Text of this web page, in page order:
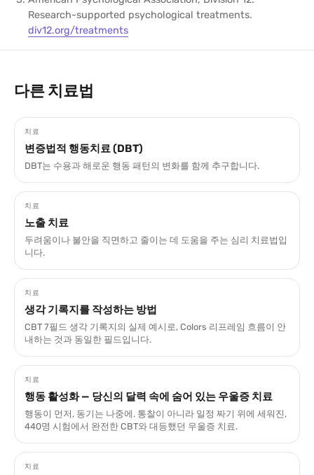
Research-supported psychological treatments.
div12.org/treatments
다른 치료법
치료
변증법적 행동치료 (DBT)
DBT는 수용과 해로운 행동 패턴의 변화를 함께 추구합니다.
치료
노출 치료
두려움이나 불안을 직면하고 줄이는 데 도움을 주는 심리 치료법입
니다.
치료
생각 기록지를 작성하는 방법
CBT 7필드 생각 기록지의 실제 예시로, Colors 리프레임 흐름이 안
내하는 것과 동일한 필드입니다.
치료
행동 활성화 — 당신의 달력 속에 숨어 있는 우울증 치료
행동이 먼저, 동기는 나중에. 통찰이 아니라 일정 짜기 위에 세워진,
440명 시험에서 완전한 CBT와 대등했던 우울증 치료.
치료